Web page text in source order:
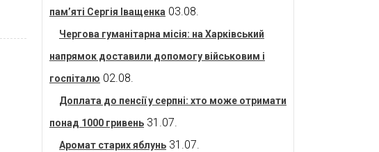
пам’яті Сергія Іващенка 03.08.
Чергова гуманітарна місія: на Харківський
напрямок доставили допомогу військовим і
госпіталю 02.08.
Доплата до пенсії у серпні: хто може отримати
понад 1000 гривень 31.07.
Аромат старих яблунь 31.07.